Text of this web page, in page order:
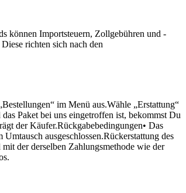
können Importsteuern, Zollgebühren und -
richten sich nach den
im Menü aus.Wähle „Erstattung“
Paket bei uns eingetroffen ist, bekommst Du
der Käufer.Rückgabebedingungen• Das
ausgeschlossen.Rückerstattung des
der derselben Zahlungsmethode wie der